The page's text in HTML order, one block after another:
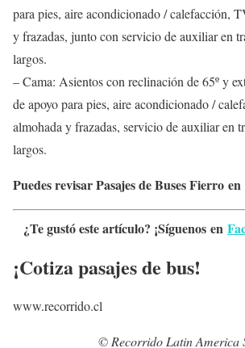
para pies, aire acondicionado / calefacción,
y frazadas, junto con servicio de auxiliar en
largos.
– Cama: Asientos con reclinación de 65º y
de apoyo para pies, aire acondicionado /
almohada y frazadas, servicio de auxiliar en
largos.
Puedes revisar Pasajes de Buses Fierro en
¿Te gustó este artículo? ¡Síguenos en
¡Cotiza pasajes de bus!
www.recorrido.cl
© Recorrido Latin America